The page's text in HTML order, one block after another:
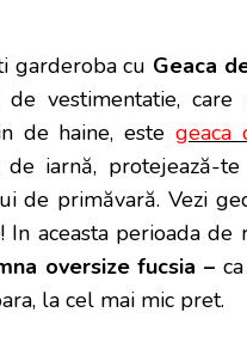
garderoba cu Geaca
de vestimentatie,
de haine, este geaca
iarnă, protejează-
de primăvară. Vezi
aceasta perioada
oversize fucsia –
la cel mai mic pret.